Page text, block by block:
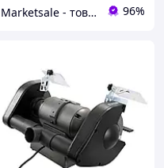
Marketsale - товари зі знижкою 96%